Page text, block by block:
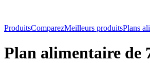
ProduitsComparezMeilleurs produitsPlans
Plan alimentaire de